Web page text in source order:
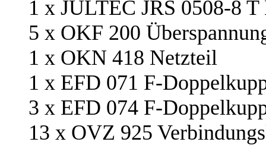
1 x JULTEC JRS 0508-8
5 x OKF 200
1 x OKN 418 Netzteil
1 x EFD 071 F-
3 x EFD 074 F-
13 x OVZ 925